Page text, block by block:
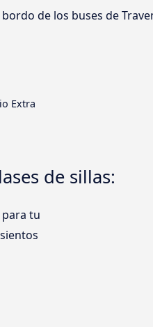
de los buses de
Extra
de sillas:
tu